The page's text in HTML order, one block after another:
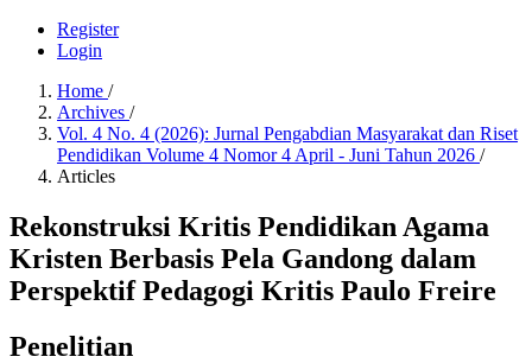
Register
Login
Home /
Archives /
Vol. 4 No. 4 (2026): Jurnal Pengabdian Masyarakat dan Riset
Pendidikan Volume 4 Nomor 4 April - Juni Tahun 2026 /
Articles
Rekonstruksi Kritis Pendidikan Agama
Kristen Berbasis Pela Gandong dalam
Perspektif Pedagogi Kritis Paulo Freire
Penelitian